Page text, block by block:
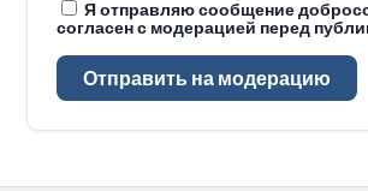
Я отправляю сообщение
согласен с модерацией перед
Отправить на модерацию